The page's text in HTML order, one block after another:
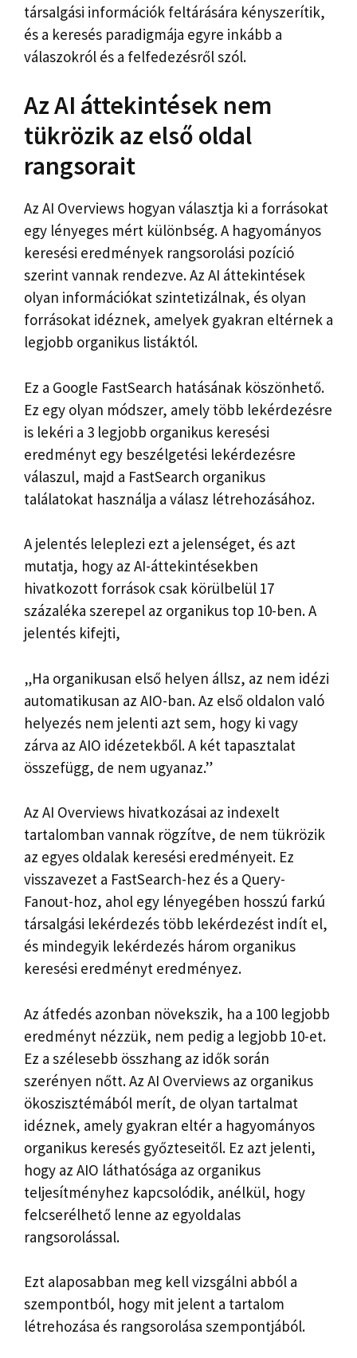
társalgási információk feltárására kényszerítik,
és a keresés paradigmája egyre inkább a
válaszokról és a felfedezésről szól.
Az AI áttekintések nem
tükrözik az első oldal
rangsorait
Az AI Overviews hogyan választja ki a forrásokat
egy lényeges mért különbség. A hagyományos
keresési eredmények rangsorolási pozíció
szerint vannak rendezve. Az AI áttekintések
olyan információkat szintetizálnak, és olyan
forrásokat idéznek, amelyek gyakran eltérnek a
legjobb organikus listáktól.
Ez a Google FastSearch hatásának köszönhető.
Ez egy olyan módszer, amely több lekérdezésre
is lekéri a 3 legjobb organikus keresési
eredményt egy beszélgetési lekérdezésre
válaszul, majd a FastSearch organikus
találatokat használja a válasz létrehozásához.
A jelentés leleplezi ezt a jelenséget, és azt
mutatja, hogy az AI-áttekintésekben
hivatkozott források csak körülbelül 17
százaléka szerepel az organikus top 10-ben. A
jelentés kifejti,
„Ha organikusan első helyen állsz, az nem idézi
automatikusan az AIO-ban. Az első oldalon való
helyezés nem jelenti azt sem, hogy ki vagy
zárva az AIO idézetekből. A két tapasztalat
összefügg, de nem ugyanaz.”
Az AI Overviews hivatkozásai az indexelt
tartalomban vannak rögzítve, de nem tükrözik
az egyes oldalak keresési eredményeit. Ez
visszavezet a FastSearch-hez és a Query-
Fanout-hoz, ahol egy lényegében hosszú farkú
társalgási lekérdezés több lekérdezést indít el,
és mindegyik lekérdezés három organikus
keresési eredményt eredményez.
Az átfedés azonban növekszik, ha a 100 legjobb
eredményt nézzük, nem pedig a legjobb 10-et.
Ez a szélesebb összhang az idők során
szerényen nőtt. Az AI Overviews az organikus
ökoszisztémából merít, de olyan tartalmat
idéznek, amely gyakran eltér a hagyományos
organikus keresés győzteseitől. Ez azt jelenti,
hogy az AIO láthatósága az organikus
teljesítményhez kapcsolódik, anélkül, hogy
felcserélhető lenne az egyoldalas
rangsorolással.
Ezt alaposabban meg kell vizsgálni abból a
szempontból, hogy mit jelent a tartalom
létrehozása és rangsorolása szempontjából.